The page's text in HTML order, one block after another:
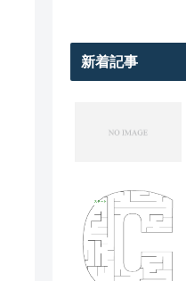
新着記事